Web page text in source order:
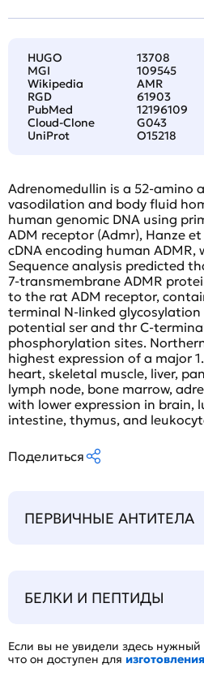
HUGO
13708
MGI
109545
Wikipedia
AMR
RGD
61903
PubMed
12196109
Cloud-Clone
G043
UniProt
O15218
Adrenomedullin is a 52-amino
vasodilation and body fluid
human genomic DNA using
ADM receptor (Admr), Hanze
cDNA encoding human ADMR,
Sequence analysis predicted
7-transmembrane ADMR
to the rat ADM receptor,
terminal N-linked glycosylation
potential ser and thr C-
phosphorylation sites.
highest expression of a major
heart, skeletal muscle, liver,
lymph node, bone marrow,
with lower expression in brain,
intestine, thymus, and
Поделиться
ПЕРВИЧНЫЕ АНТИТЕЛА
БЕЛКИ И ПЕПТИДЫ
Если вы не увидели здесь
что он доступен для